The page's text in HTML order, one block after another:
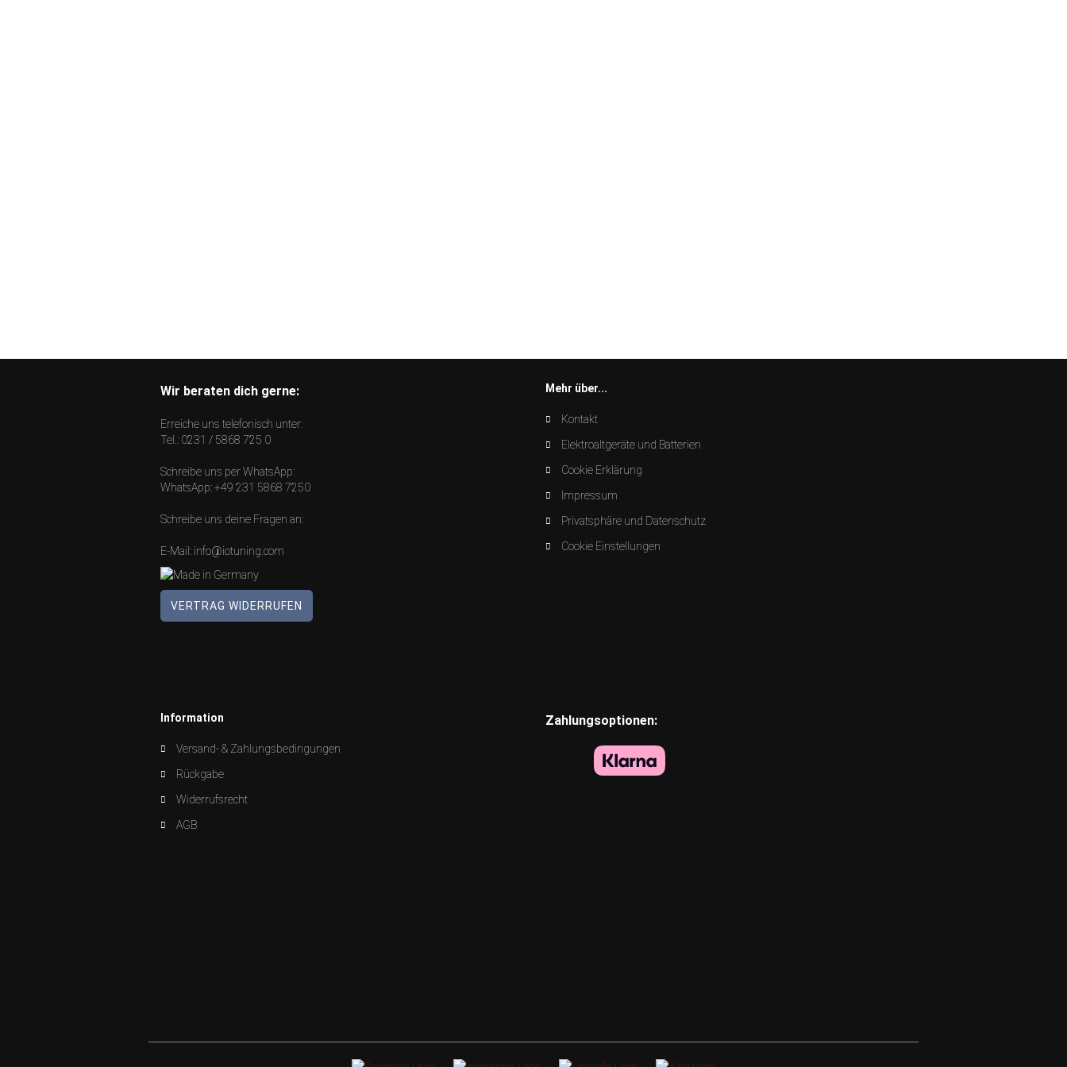
Wir beraten dich gerne:
Erreiche uns telefonisch unter:
Tel.: 0231 / 5868 725 0
Schreibe uns per WhatsApp:
WhatsApp:+49 231 5868 7250
Schreibe uns deine Fragen an:
E-Mail: info@iotuning.com
VERTRAG WIDERRUFEN
Mehr über...
Kontakt
Elektroaltgeräte und Batterien
Cookie Erklärung
Impressum
Privatsphäre und Datenschutz
Cookie Einstellungen
Information
Versand- & Zahlungsbedingungen
Rückgabe
Widerrufsrecht
AGB
Zahlungsoptionen: